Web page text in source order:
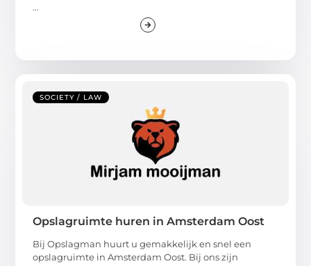
...
SOCIETY / LAW
Opslagruimte huren in Amsterdam Oost
Bij Opslagman huurt u gemakkelijk en snel een
opslagruimte in Amsterdam Oost. Bij ons zijn